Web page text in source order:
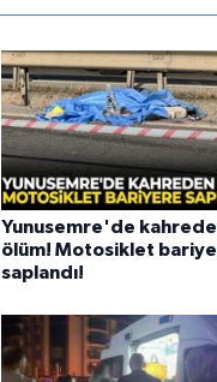
Yunusemre'de
ölüm! Motosiklet
saplandı!